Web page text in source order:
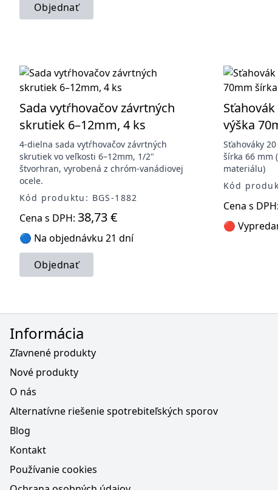
Objednať
Sada vytŕhovačov závrtných
skrutiek 6–12mm, 4 ks
4-dielna sada vytŕhovačov závrtných
skrutiek vo veľkosti 6–12mm, 1/2"
štvorhran, vyrobená z chróm-vanádiovej
ocele.
Kód produktu: BGS-1882
Cena s DPH: 38,73 €
🔵 Na objednávku 21 dní
Objednať
výška
Sťahováky
šírka 66 mm
materiálu)
Kód
Cena s DPH:
🔴
Informácia
Zľavnené produkty
Nové produkty
O nás
Alternatívne riešenie spotrebiteľských sporov
Blog
Kontakt
Používanie cookies